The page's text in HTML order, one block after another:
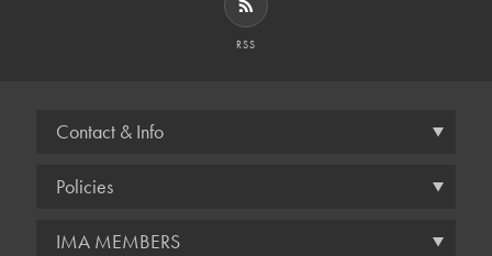
RSS
Contact & Info
Policies
IMA MEMBERS